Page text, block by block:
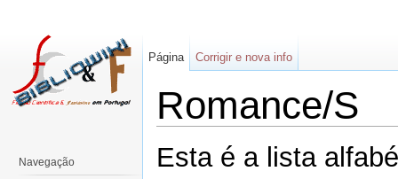
Romance/S
Esta é a lista
Página Corrigir e nova info
Navegação